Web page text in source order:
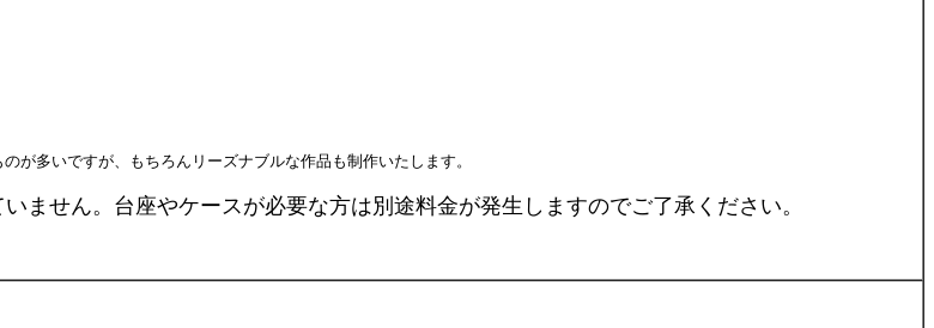
多いですが、もちろんリーズナブルな作品も制作いたします。
ません。台座やケースが必要な方は別途料金が発生しますのでご了承ください。